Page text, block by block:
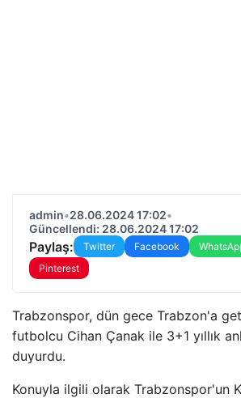
admin•28.06.2024 17:02•
Güncellendi: 28.06.2024 17:02
Paylaş: Twitter Facebook
Pinterest
Trabzonspor, dün gece Trabzon'a
futbolcu Cihan Çanak ile 3+1 yıllık
duyurdu.
Konuyla ilgili olarak Trabzonspor'un